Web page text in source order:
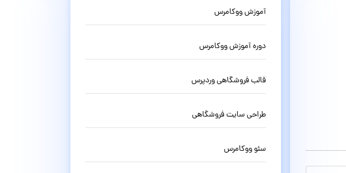
آموزش ووکامرس
دوره آموزش ووکامرس
قالب فروشگاهی وردپرس
طراحی سایت فروشگاهی
سئو ووکامرس